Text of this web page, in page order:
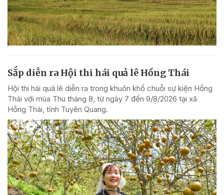
Sắp diễn ra Hội thi hái quả lê Hồng Thái
Hội thi hái quả lê diễn ra trong khuôn khổ chuỗi sự kiện Hồng
Thái với mùa Thu tháng 8, từ ngày 7 đến 9/8/2026 tại xã
Hồng Thái, tỉnh Tuyên Quang.